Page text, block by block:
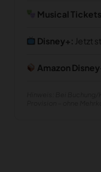
Musical
Disney+: Jetzt
Amazon